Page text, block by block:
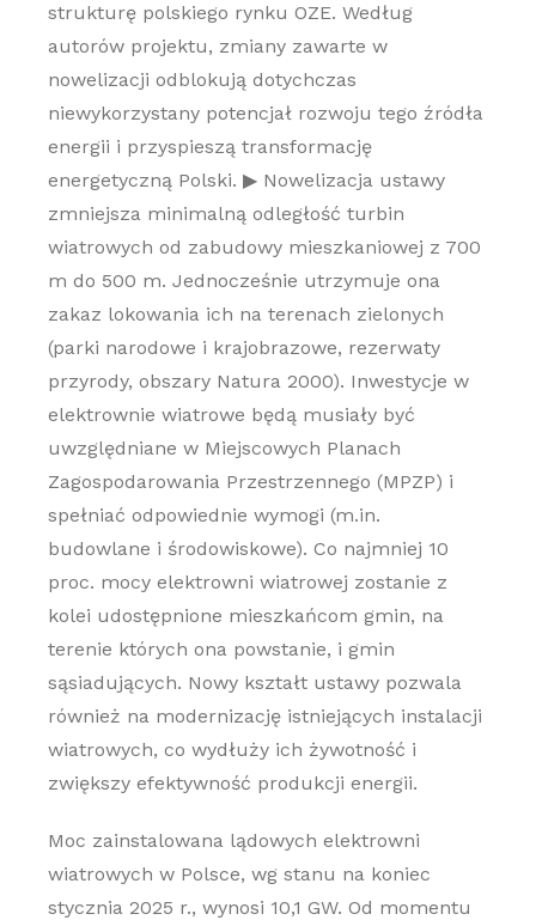
strukturę polskiego rynku OZE. Według
autorów projektu, zmiany zawarte w
nowelizacji odblokują dotychczas
niewykorzystany potencjał rozwoju tego źródła
energii i przyspieszą transformację
energetyczną Polski. ▶ Nowelizacja ustawy
zmniejsza minimalną odległość turbin
wiatrowych od zabudowy mieszkaniowej z 700
m do 500 m. Jednocześnie utrzymuje ona
zakaz lokowania ich na terenach zielonych
(parki narodowe i krajobrazowe, rezerwaty
przyrody, obszary Natura 2000). Inwestycje w
elektrownie wiatrowe będą musiały być
uwzględniane w Miejscowych Planach
Zagospodarowania Przestrzennego (MPZP) i
spełniać odpowiednie wymogi (m.in.
budowlane i środowiskowe). Co najmniej 10
proc. mocy elektrowni wiatrowej zostanie z
kolei udostępnione mieszkańcom gmin, na
terenie których ona powstanie, i gmin
sąsiadujących. Nowy kształt ustawy pozwala
również na modernizację istniejących instalacji
wiatrowych, co wydłuży ich żywotność i
zwiększy efektywność produkcji energii.
Moc zainstalowana lądowych elektrowni
wiatrowych w Polsce, wg stanu na koniec
stycznia 2025 r., wynosi 10,1 GW. Od momentu